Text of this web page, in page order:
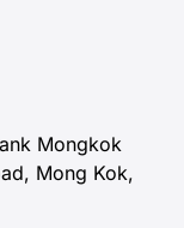
Mongkok
Mong Kok,